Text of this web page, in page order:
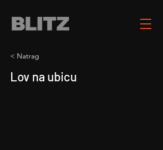
< Natrag
Lov na ubicu